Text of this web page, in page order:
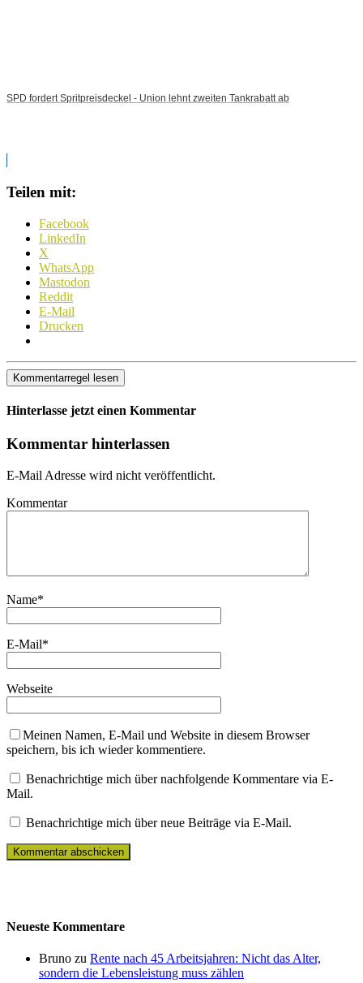
SPD fordert Spritpreisdeckel - Union lehnt zweiten Tankrabatt ab
Teilen mit:
Facebook
LinkedIn
X
WhatsApp
Mastodon
Reddit
E-Mail
Drucken
Kommentarregel lesen
Hinterlasse jetzt einen Kommentar
Kommentar hinterlassen
E-Mail Adresse wird nicht veröffentlicht.
Kommentar
Name*
E-Mail*
Webseite
Meinen Namen, E-Mail und Website in diesem Browser
speichern, bis ich wieder kommentiere.
Benachrichtige mich über nachfolgende Kommentare via E-
Mail.
Benachrichtige mich über neue Beiträge via E-Mail.
Neueste Kommentare
Bruno zu Rente nach 45 Arbeitsjahren: Nicht das Alter,
sondern die Lebensleistung muss zählen